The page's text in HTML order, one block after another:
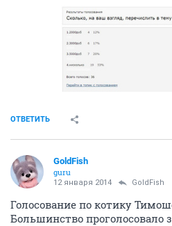
ОТВЕТИТЬ
GoldFish
guru
12 января 2014 GoldFish
Голосование по котику
Большинство проголосовало